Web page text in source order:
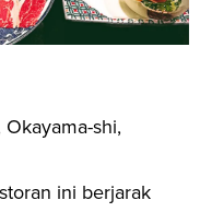
shi,
ini berjarak